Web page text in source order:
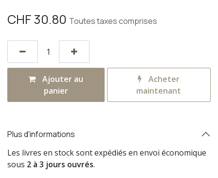
CHF30.80 Toutes taxes comprises
Ajouter au
panier
Acheter
maintenant
Plus d'informations
Les livres en stock sont expédiés en envoi économique
sous 2 à 3 jours ouvrés.